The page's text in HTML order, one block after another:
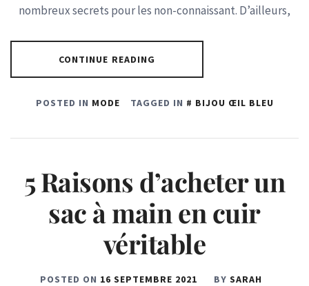
nombreux secrets pour les non-connaissant. D’ailleurs,
CONTINUE READING
POSTED IN MODE TAGGED IN BIJOU ŒIL BLEU
5 Raisons d’acheter un
sac à main en cuir
véritable
POSTED ON 16 SEPTEMBRE 2021 BY SARAH